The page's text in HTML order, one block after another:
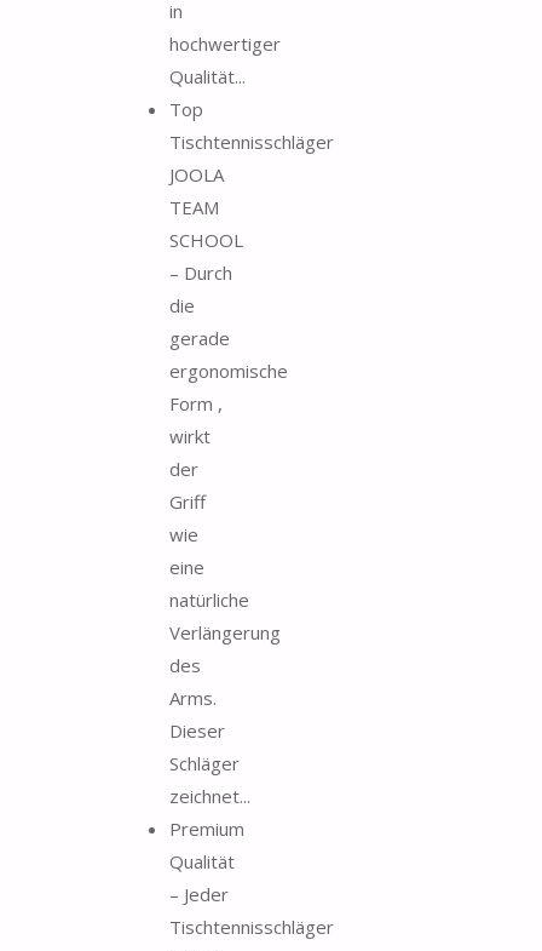
in
hochwertiger
Qualität...
Top
Tischtennisschläger
JOOLA
TEAM
SCHOOL
– Durch
die
gerade
ergonomische
Form ,
wirkt
der
Griff
wie
eine
natürliche
Verlängerung
des
Arms.
Dieser
Schläger
zeichnet...
Premium
Qualität
– Jeder
Tischtennisschläger